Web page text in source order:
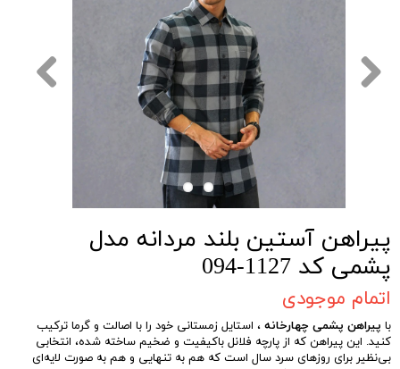
پیراهن آستین بلند مردانه مدل
پشمی کد 1127-094
اتمام موجودی
با پیراهن پشمی چهارخانه، استایل زمستانی خود را با اصالت و گرما ترکیب
کنید. این پیراهن که از پارچه فلانل باکیفیت و ضخیم ساخته شده، انتخابی
بی‌نظیر برای روزهای سرد سال است که هم به تنهایی و هم به صورت لایه‌ای